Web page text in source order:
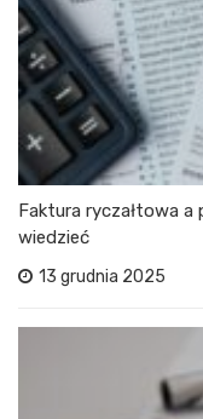
Faktura ryczałtowa
wiedzieć
13 grudnia 2025